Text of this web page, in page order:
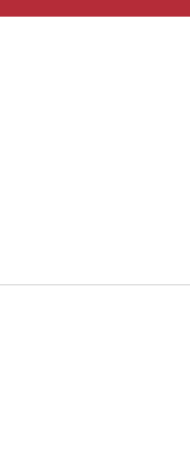
Overslaan en naar de